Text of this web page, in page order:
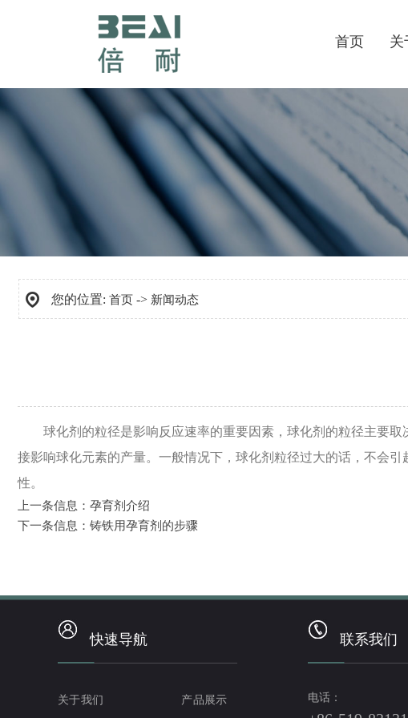
首页 关
您的位置: 首页 -> 新闻动态
球化剂的粒径是影响反应速率的重要因素，球化剂的粒径主要
接影响球化元素的产量。一般情况下，球化剂粒径过大的话，不会
性。
上一条信息： 孕育剂介绍
下一条信息： 铸铁用孕育剂的步骤
快速导航
关于我们 产品展示
联系我们
电话：